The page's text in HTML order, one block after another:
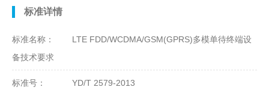
标准详情
标准名称：
LTE FDD/WCDMA/GSM(GPRS)多模单待终端设
备技术要求
标准号： YD/T 2579-2013